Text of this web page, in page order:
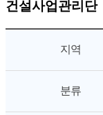
건설사업관리단
지역
분류